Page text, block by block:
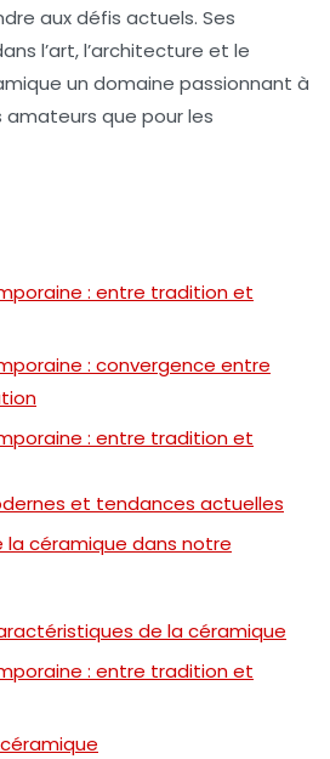
aux défis actuels. Ses
l’art, l’architecture et le
un domaine passionnant à
que pour les
: entre tradition et
: convergence entre
: entre tradition et
et tendances actuelles
la céramique dans notre
de la céramique
: entre tradition et